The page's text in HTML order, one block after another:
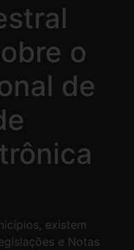
o
de
existem
e Notas